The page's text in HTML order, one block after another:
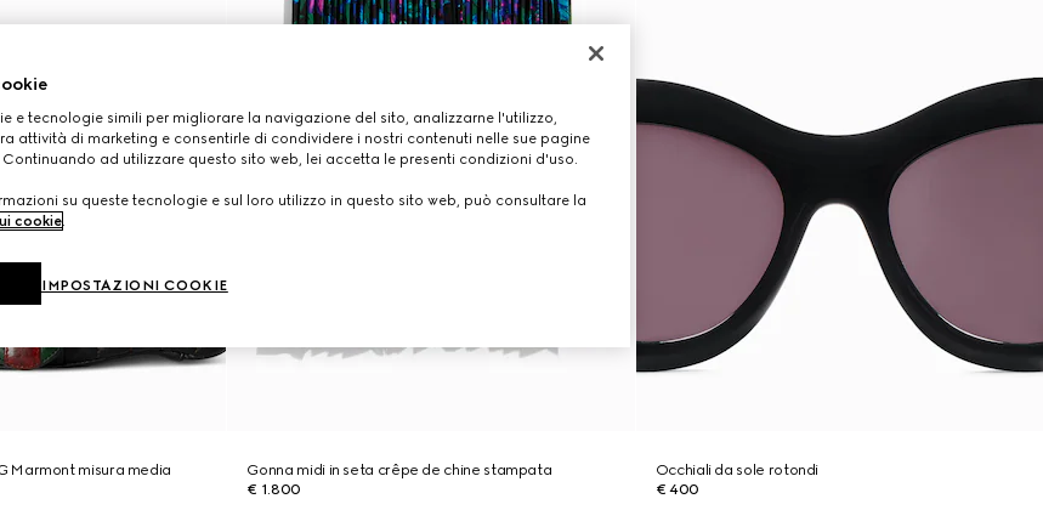
Marmont misura media
Gonna midi in seta crêpe de chine stampata
€ 1.800
Occhiali da sole rotondi
€ 400
e tecnologie simili per migliorare la navigazione del sito, analizzarne l'utilizzo,
attività di marketing e consentirle di condividere i nostri contenuti nelle sue pagine
ad utilizzare questo sito web, lei accetta le presenti condizioni d'uso.
su queste tecnologie e sul loro utilizzo in questo sito web, può consultare la
cookie.
IMPOSTAZIONI COOKIE